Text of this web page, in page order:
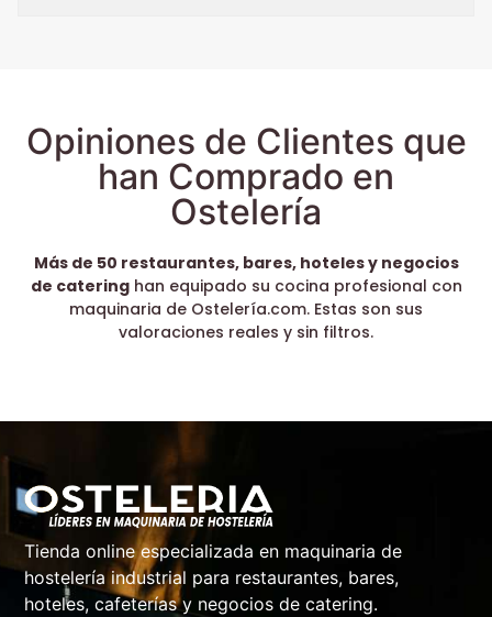
Opiniones de Clientes que
han Comprado en
Ostelería
Más de 50 restaurantes, bares, hoteles y negocios
de cateringhan equipado su cocina profesional con
maquinaria de Ostelería.com. Estas son sus
valoraciones reales y sin filtros.
Tienda online especializada en maquinaria de
hostelería industrial para restaurantes, bares,
hoteles, cafeterías y negocios de catering.